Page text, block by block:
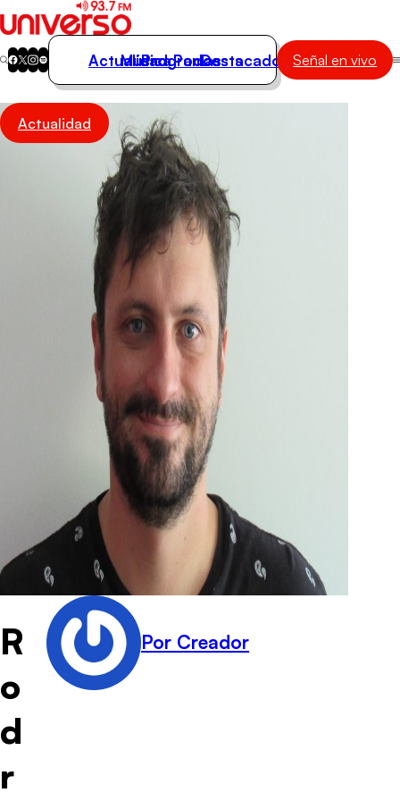
Actualidad
Música
Actualidad
Música
Programas
Podcasts
Destacados Señal en vivo
Actualidad
R
o
d
r
Por Creador